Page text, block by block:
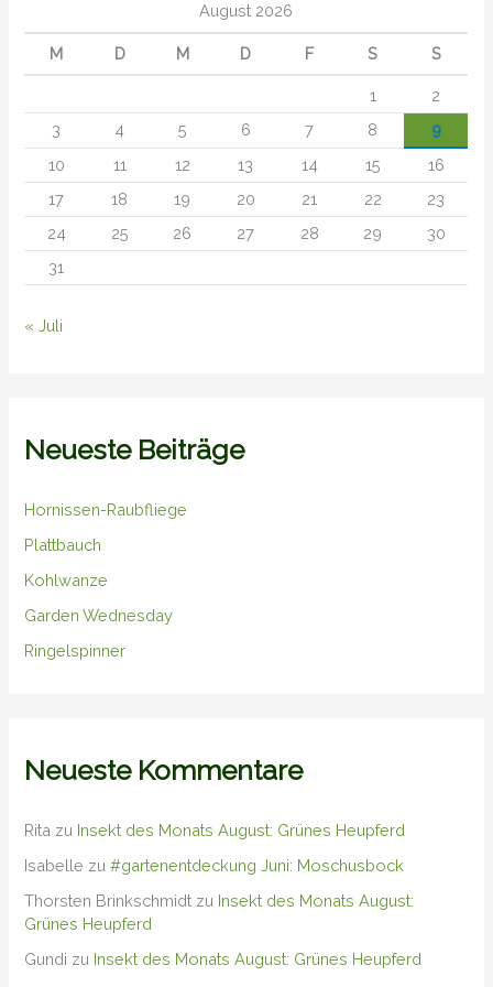
August 2026
M D M D F S S
1
2
3
4 5 6 7 8
9
10
11 12 13 14 15
16
17
18 19 20 21 22
23
24
25 26 27 28 29
30
31
« Juli
Neueste Beiträge
Hornissen-Raubfliege
Plattbauch
Kohlwanze
Garden Wednesday
Ringelspinner
Neueste Kommentare
Rita zu Insekt des Monats August: Grünes Heupferd
Isabelle zu#gartenentdeckung Juni: Moschusbock
Thorsten Brinkschmidt zu Insekt des Monats August:
Grünes Heupferd
Gundi zu Insekt des Monats August: Grünes Heupferd